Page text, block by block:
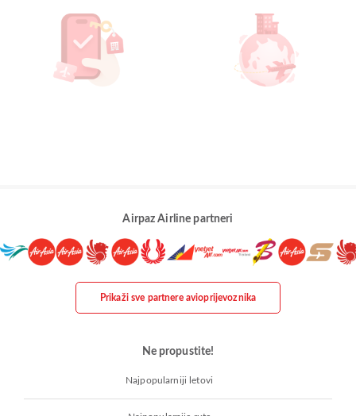
Airpaz Airline partneri
Prikaži sve partnere avioprijevoznika
Ne propustite!
Najpopularniji letovi